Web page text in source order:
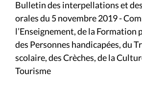
Bulletin des interpellations et
orales du 5 novembre 2019 -
l’Enseignement, de la Formation
des Personnes handicapées, du
scolaire, des Crèches, de la
Tourisme